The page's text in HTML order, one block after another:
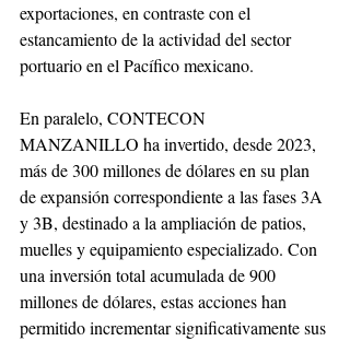
exportaciones, en contraste con el
estancamiento de la actividad del sector
portuario en el Pacífico mexicano.
En paralelo, CONTECON
MANZANILLO ha invertido, desde 2023,
más de 300 millones de dólares en su plan
de expansión correspondiente a las fases 3A
y 3B, destinado a la ampliación de patios,
muelles y equipamiento especializado. Con
una inversión total acumulada de 900
millones de dólares, estas acciones han
permitido incrementar significativamente sus